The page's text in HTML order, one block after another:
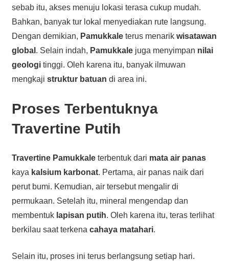
sebab itu, akses menuju lokasi terasa cukup mudah.
Bahkan, banyak tur lokal menyediakan rute langsung.
Dengan demikian, Pamukkaleterus menarik wisatawan
global . Selain indah, Pamukkalejuga menyimpan nilai
geologitinggi. Oleh karena itu, banyak ilmuwan
mengkaji struktur batuan di area ini.
Proses Terbentuknya
Travertine Putih
Travertine Pamukkaleterbentuk dari mata air panas
kaya kalsium karbonat. Pertama, air panas naik dari
perut bumi. Kemudian, air tersebut mengalir di
permukaan. Setelah itu, mineral mengendap dan
membentuk lapisan putih. Oleh karena itu, teras terlihat
berkilau saat terkena cahaya matahari.
Selain itu, proses ini terus berlangsung setiap hari.